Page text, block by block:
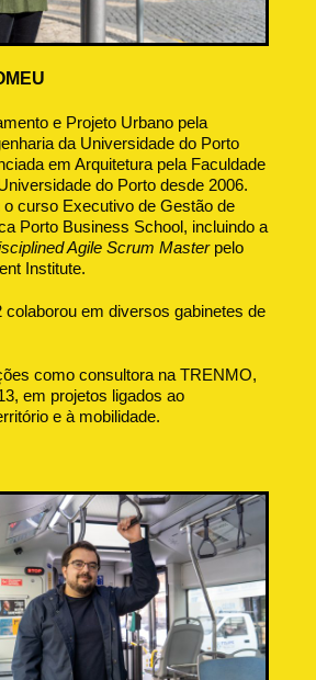
e Projeto Urbano pela
da Universidade do Porto
em Arquitetura pela Faculdade
do Porto desde 2006.
curso Executivo de Gestão de
Porto Business School, incluindo a
Agile Scrum Masterpelo
Institute.
colaborou em diversos gabinetes de
como consultora na TRENMO,
em projetos ligados ao
e à mobilidade.